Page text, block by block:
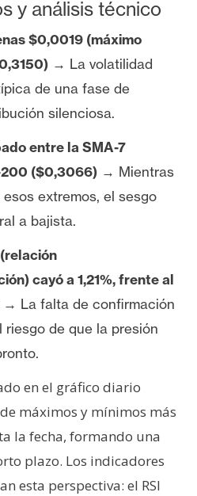
y análisis técnico
$0,0019 (máximo
→ La volatilidad
de una fase de
silenciosa.
entre la SMA-7
200 ($0,3066) → Mientras
extremos, el sesgo
a bajista.
cayó a 1,21%, frente al
→ La falta de confirmación
riesgo de que la presión
en el gráfico diario
máximos y mínimos más
la fecha, formando una
plazo. Los indicadores
esta perspectiva: el RSI